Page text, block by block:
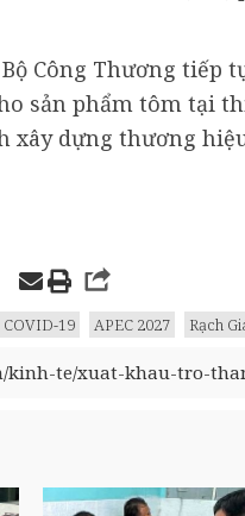
Công Thương
sản phẩm tôm tại
xây dựng thương
COVID-19 APEC 2027 Rạch
kinh-te/xuat-khau-tro-